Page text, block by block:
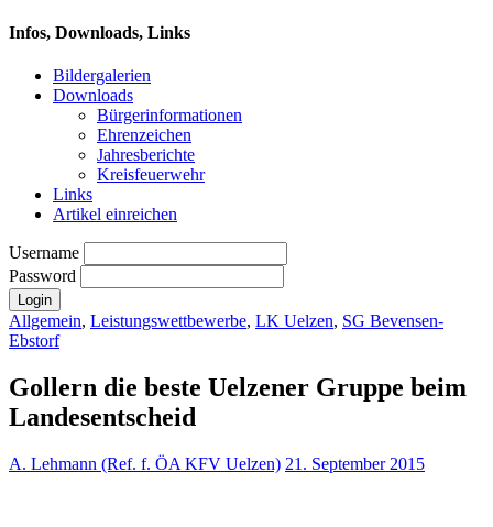
Infos, Downloads, Links
Bildergalerien
Downloads
Bürgerinformationen
Ehrenzeichen
Jahresberichte
Kreisfeuerwehr
Links
Artikel einreichen
Username
Password
Allgemein, Leistungswettbewerbe, LK Uelzen, SG Bevensen-
Ebstorf
Gollern die beste Uelzener Gruppe beim
Landesentscheid
A. Lehmann (Ref. f. ÖA KFV Uelzen) 21. September 2015